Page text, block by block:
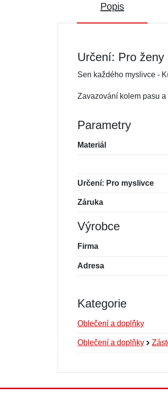
Popis
Určení: Pro ženy
Sen každého myslivce -
Zavazování kolem pasu a
Parametry
Materiál
Určení: Pro myslivce
Záruka
Výrobce
Firma
Adresa
Kategorie
Oblečení a doplňky
Oblečení a doplňky